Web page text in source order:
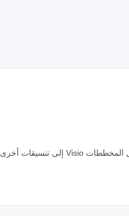
Aspose.Diagram هو Microsoft Visio معالجة بتنسيق المستند API. يمكن للمرء بسهولة تحميل وإنشاء وتعديل ومعالجة بما في ذلك عناصر daigram وتحويل المخططات Visio إلى تنسيقات أخرى